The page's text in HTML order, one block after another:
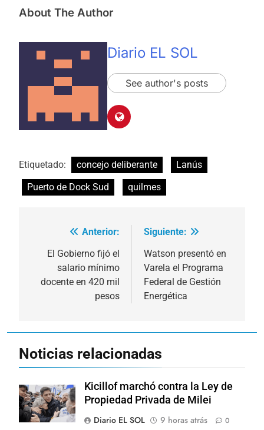
About The Author
Diario EL SOL
See author's posts
Etiquetado: concejo deliberante
Lanús
Puerto de Dock Sud
quilmes
Navegación
entradas
Anterior:
El Gobierno fijó el
salario mínimo
docente en 420 mil
pesos
Siguiente:
Watson presentó en
Varela el Programa
Federal de Gestión
Energética
Noticias relacionadas
Kicillof marchó contra la Ley de
Propiedad Privada de Milei
Diario EL SOL
9 horas atrás 0